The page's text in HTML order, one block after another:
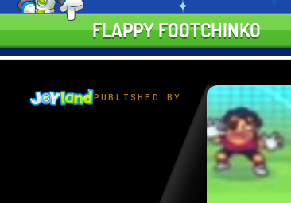
FLAPPY FOOTCHINKO